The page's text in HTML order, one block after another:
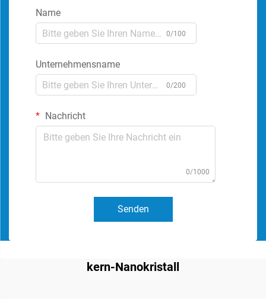
Name
0/100
Unternehmensname
0/200
Nachricht
0/1000
Senden
kern-Nanokristall